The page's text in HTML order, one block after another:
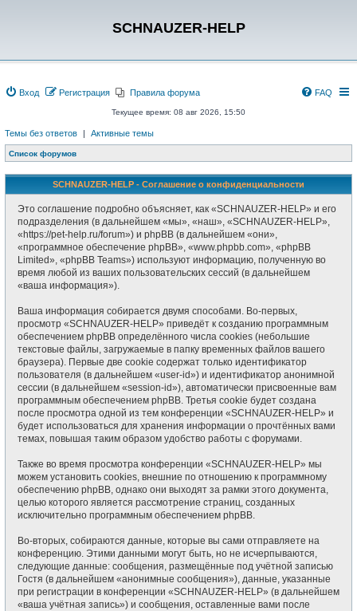
SCHNAUZER-HELP
Вход Регистрация Правила форума FAQ
Текущее время: 08 авг 2026, 15:50
Темы без ответов | Активные темы
Список форумов
SCHNAUZER-HELP - Соглашение о конфиденциальности
Это соглашение подробно объясняет, как «SCHNAUZER-HELP» и его
подразделения (в дальнейшем «мы», «наш», «SCHNAUZER-HELP»,
«https://pet-help.ru/forum») и phpBB (в дальнейшем «они»,
«программное обеспечение phpBB», «www.phpbb.com», «phpBB
Limited», «phpBB Teams») используют информацию, полученную во
время любой из ваших пользовательских сессий (в дальнейшем
«ваша информация»).
Ваша информация собирается двумя способами. Во-первых,
просмотр «SCHNAUZER-HELP» приведёт к созданию программным
обеспечением phpBB определённого числа cookies (небольшие
текстовые файлы, загружаемые в папку временных файлов вашего
браузера). Первые две cookie содержат только идентификатор
пользователя (в дальнейшем «user-id») и идентификатор анонимной
сессии (в дальнейшем «session-id»), автоматически присвоенные вам
программным обеспечением phpBB. Третья cookie будет создана
после просмотра одной из тем конференции «SCHNAUZER-HELP» и
будет использоваться для хранения информации о прочтённых вами
темах, повышая таким образом удобство работы с форумами.
Также во время просмотра конференции «SCHNAUZER-HELP» мы
можем установить cookies, внешние по отношению к программному
обеспечению phpBB, однако они выходят за рамки этого документа,
целью которого является рассмотрение страниц, созданных
исключительно программным обеспечением phpBB.
Во-вторых, собираются данные, которые вы сами отправляете на
конференцию. Этими данными могут быть, но не исчерпываются,
следующие данные: сообщения, размещённые под учётной записью
Гостя (в дальнейшем «анонимные сообщения»), данные, указанные
при регистрации в конференции «SCHNAUZER-HELP» (в дальнейшем
«ваша учётная запись») и сообщения, оставленные вами после